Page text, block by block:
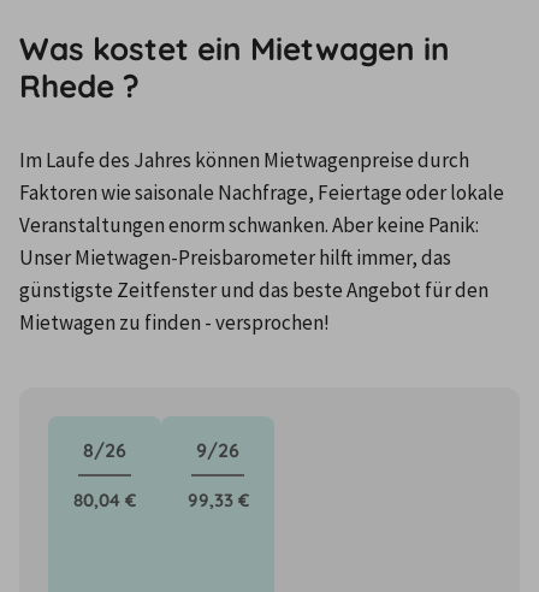
Was kostet ein Mietwagen in
Rhede ?
Im Laufe des Jahres können Mietwagenpreise durch
Faktoren wie saisonale Nachfrage, Feiertage oder lokale
Veranstaltungen enorm schwanken. Aber keine Panik:
Unser Mietwagen-Preisbarometer hilft immer, das
günstigste Zeitfenster und das beste Angebot für den
Mietwagen zu finden - versprochen!
8/26
80,04 €
9/26
99,33 €